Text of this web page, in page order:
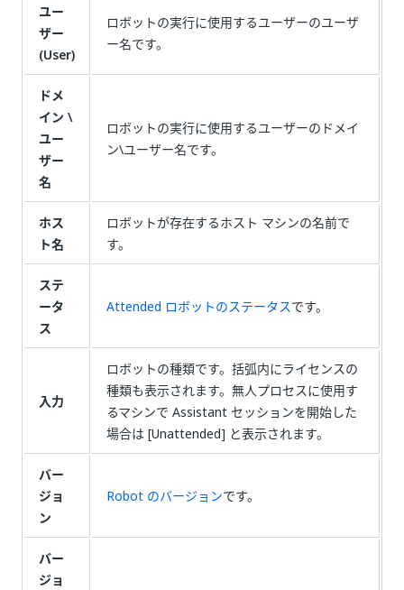
ユー
ザー
(User)
ロボットの実行に使用するユーザーのユーザ
ー名です。
ドメ
イン \
ユー
ザー
名
ロボットの実行に使用するユーザーのドメイ
ン\ユーザー名です。
ホス
ト名
ロボットが存在するホスト マシンの名前で
す。
ステ
ータ
ス
Attended ロボットのステータスです。
入力
ロボットの種類です。括弧内にライセンスの
種類も表示されます。無人プロセスに使用す
るマシンで Assistant セッションを開始した
場合は [Unattended] と表示されます。
バー
ジョ
ン
Robot のバージョンです。
バー
ジョ